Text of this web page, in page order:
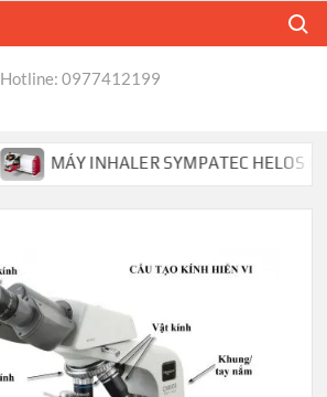
Hotline: 0977412199
MÁY INHALER SYMPATEC HELOS